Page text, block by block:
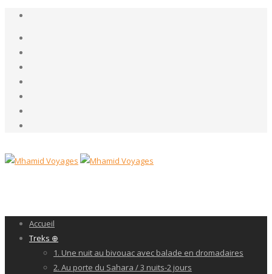
Accueil
Treks ⊕
1. Une nuit au bivouac avec balade en dromadaires
2. Au porte du Sahara / 3 nuits-2 jours